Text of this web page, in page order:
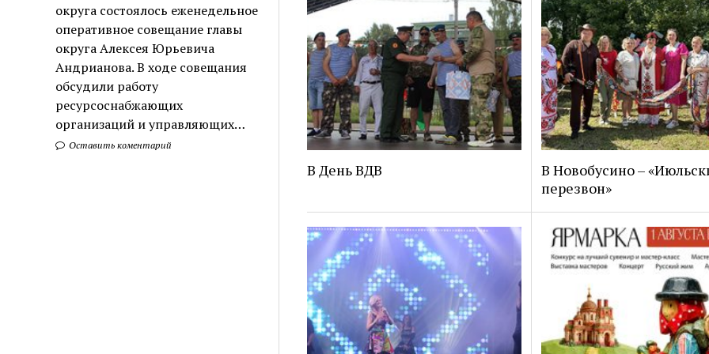
округа состоялось еженедельное
оперативное совещание главы
округа Алексея Юрьевича
Андрианова. В ходе совещания
обсудили работу
ресурсоснабжающих
организаций и управляющих…
Оставить коментарий
В День ВДВ
В Новобусино –
перезвон»